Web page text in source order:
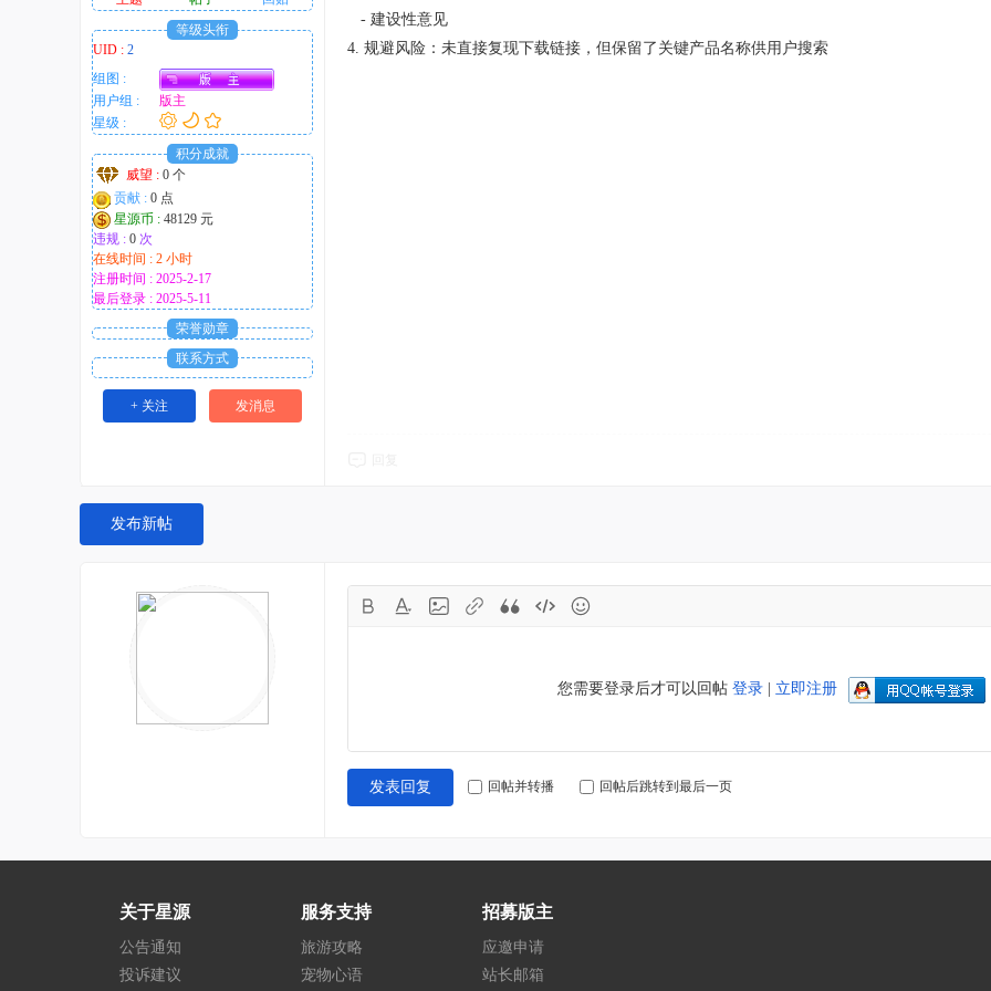
等级头衔
UID : 2
组图 :
用户组 :
版主
星级 :
积分成就
威望 : 0 个
贡献 : 0 点
星源币 : 48129 元
违规 : 0 次
在线时间 : 2 小时
注册时间 : 2025-2-17
最后登录 : 2025-5-11
荣誉勋章
联系方式
+ 关注 发消息
- 建设性意见
4. 规避风险：未直接复现下载链接，但保留了关键产品名称供用户搜索
发布新帖
您需要登录后才可以回帖 登录 立即注册
发表回复 回帖并转播 回帖后跳转到最后一页
关于星源
公告通知
投诉建议
服务支持
旅游攻略
宠物心语
招募版主
应邀申请
站长邮箱